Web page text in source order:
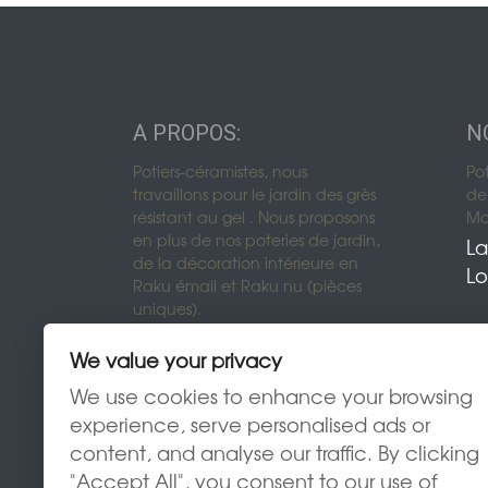
A PROPOS:
Potiers-céramistes, nous
travaillons pour le jardin des grès
résistant au gel . Nous proposons
en plus de nos poteries de jardin,
de la décoration intérieure en
Raku émail et Raku nu (pièces
uniques).
We value your privacy
We use cookies to enhance your browsing
experience, serve personalised ads or
content, and analyse our traffic. By clicking
"Accept All", you consent to our use of